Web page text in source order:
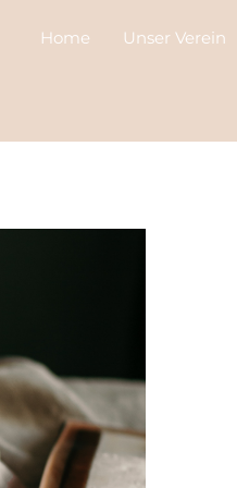
Home Unser Verein